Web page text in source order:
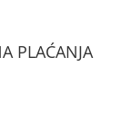
PLAĆANJA